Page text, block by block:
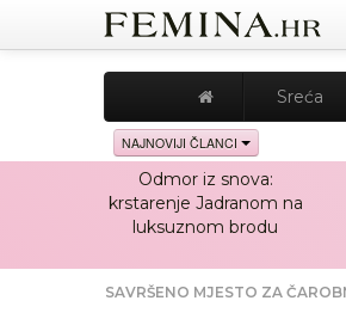
Sreća
NAJNOVIJI ČLANCI
Odmor iz snova:
krstarenje Jadranom na
luksuznom brodu
SAVRŠENO MJESTO ZA